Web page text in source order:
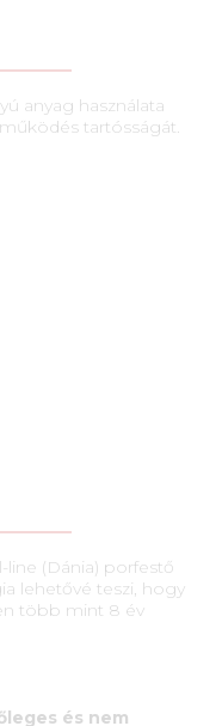
anyag használata
tartósságát.
(Dánia) porfestő
lehetővé teszi, hogy
több mint 8 év
és nem